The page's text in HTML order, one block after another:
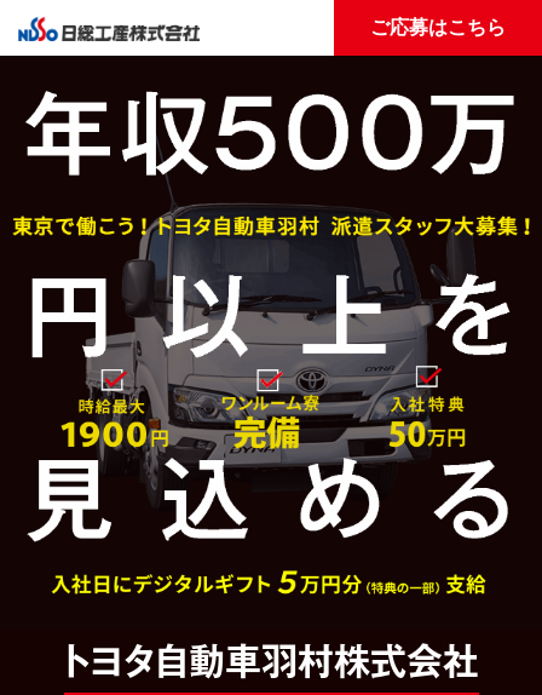
ご応募はこちら
トヨタ自動車羽村株式会社